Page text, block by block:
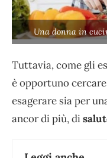
Una donna in
Tuttavia, come gli
è opportuno
esagerare sia per
ancor di più, di